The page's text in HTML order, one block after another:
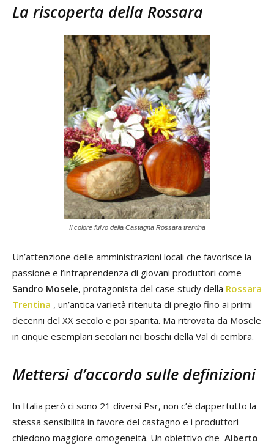
La riscoperta della Rossara
Il colore fulvo della Castagna Rossara trentina
Un’attenzione delle amministrazioni locali che favorisce la
passione e l’intraprendenza di giovani produttori come
Sandro Mosele, protagonista del case study della Rossara
Trentina , un’antica varietà ritenuta di pregio fino ai primi
decenni del XX secolo e poi sparita. Ma ritrovata da Mosele
in cinque esemplari secolari nei boschi della Val di cembra.
Mettersi d’accordo sulle definizioni
In Italia però ci sono 21 diversi Psr, non c’è dappertutto la
stessa sensibilità in favore del castagno e i produttori
chiedono maggiore omogeneità. Un obiettivo che Alberto